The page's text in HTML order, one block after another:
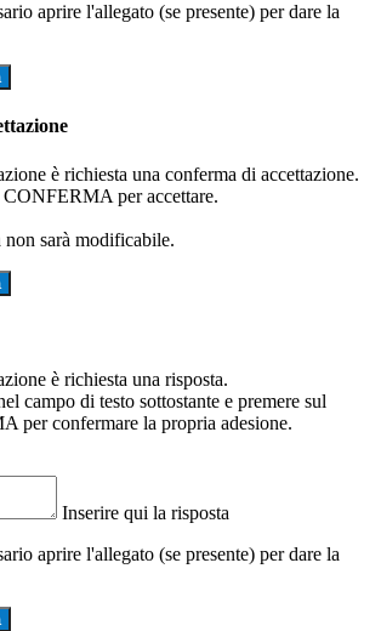
aprire l'allegato (se presente) per dare la
è richiesta una conferma di accettazione.
CONFERMA per accettare.
sarà modificabile.
è richiesta una risposta.
campo di testo sottostante e premere sul
per confermare la propria adesione.
Inserire qui la risposta
aprire l'allegato (se presente) per dare la